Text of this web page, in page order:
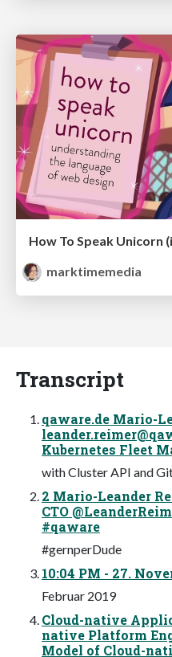
How To Speak Unicorn
marktimemedia
Transcript
qaware.de Mario-
Kubernetes Fleet
with Cluster API and
2 Mario-Leander
CTO
#qaware
#gernperDude
10:04 PM - 27.
Februar 2019
Cloud-native
native Platform
Model of Cloud-